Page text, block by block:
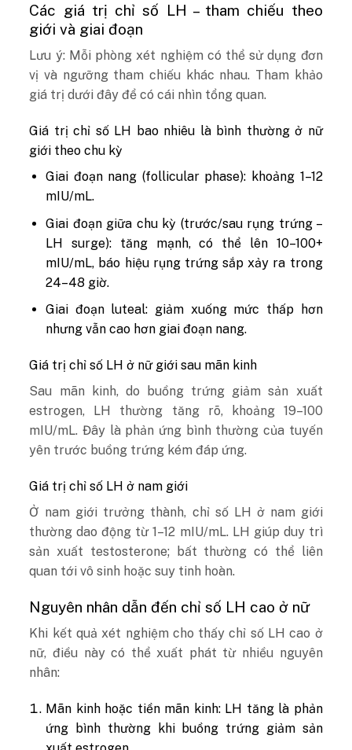
Các giá trị chỉ số LH – tham chiếu theo
giới và giai đoạn
Lưu ý: Mỗi phòng xét nghiệm có thể sử dụng đơn
vị và ngưỡng tham chiếu khác nhau. Tham khảo
giá trị dưới đây để có cái nhìn tổng quan.
Giá trị chỉ số LH bao nhiêu là bình thường ở nữ
giới theo chu kỳ
Giai đoạn nang (follicular phase): khoảng 1–12
mIU/mL.
Giai đoạn giữa chu kỳ (trước/sau rụng trứng –
LH surge): tăng mạnh, có thể lên 10–100+
mIU/mL, báo hiệu rụng trứng sắp xảy ra trong
24–48 giờ.
Giai đoạn luteal: giảm xuống mức thấp hơn
nhưng vẫn cao hơn giai đoạn nang.
Giá trị chỉ số LH ở nữ giới sau mãn kinh
Sau mãn kinh, do buồng trứng giảm sản xuất
estrogen, LH thường tăng rõ, khoảng 19–100
mIU/mL. Đây là phản ứng bình thường của tuyến
yên trước buồng trứng kém đáp ứng.
Giá trị chỉ số LH ở nam giới
Ở nam giới trưởng thành, chỉ số LH ở nam giới
thường dao động từ 1–12 mIU/mL. LH giúp duy trì
sản xuất testosterone; bất thường có thể liên
quan tới vô sinh hoặc suy tinh hoàn.
Nguyên nhân dẫn đến chỉ số LH cao ở nữ
Khi kết quả xét nghiệm cho thấy chỉ số LH cao ở
nữ, điều này có thể xuất phát từ nhiều nguyên
nhân:
Mãn kinh hoặc tiền mãn kinh: LH tăng là phản
ứng bình thường khi buồng trứng giảm sản